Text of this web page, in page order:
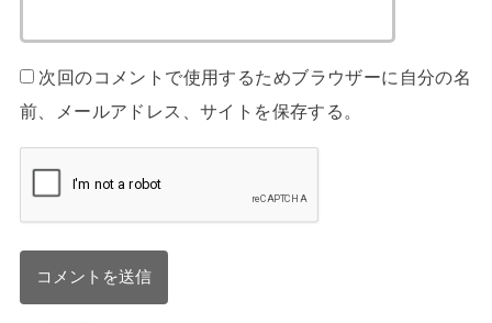
次回のコメントで使用するためブラウザーに自分の名
前、メールアドレス、サイトを保存する。